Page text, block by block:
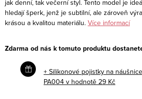
jak denní, tak večerní styl. Tento model je
hledají šperk, jenž je subtilní, ale zároveň
krásou a kvalitou materiálu. Více informací
Zdarma od nás k tomuto produktu
+ Silikonové pojistky na
PA004 v hodnotě 29 Kč